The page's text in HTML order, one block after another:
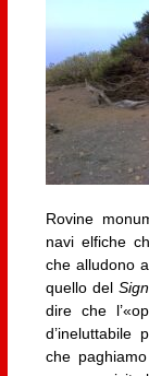
Rovine
navi elfiche
che alludono
quello del
dire che
d’ineluttabile
che